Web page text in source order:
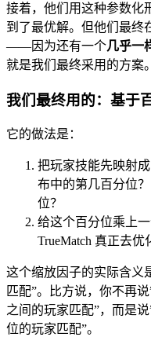
接着，他们用这种参数化
到了最优解。但他们最终
——因为还有一个几乎一
就是我们最终采用的方案。
我们最终用的：基于
它的做法是：
把玩家技能先映射成
布中的第几百分位
位？
给这个百分位乘上
TrueMatch 真正去优
这个缩放因子的实际含义
匹配”。比方说，你不再
之间的玩家匹配”，而是
位的玩家匹配”。